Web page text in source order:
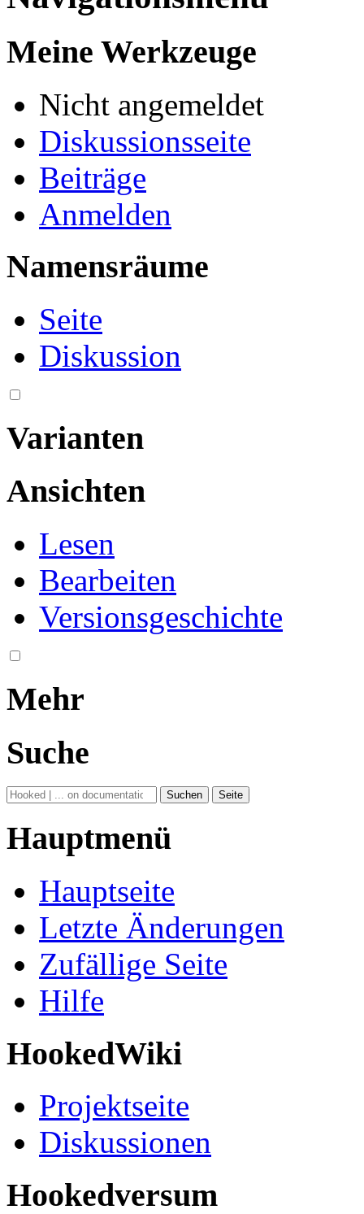
Meine Werkzeuge
Nicht angemeldet
Diskussionsseite
Beiträge
Anmelden
Namensräume
Seite
Diskussion
Varianten
Ansichten
Lesen
Bearbeiten
Versionsgeschichte
Mehr
Suche
Hauptmenü
Hauptseite
Letzte Änderungen
Zufällige Seite
Hilfe
HookedWiki
Projektseite
Diskussionen
Hookedversum